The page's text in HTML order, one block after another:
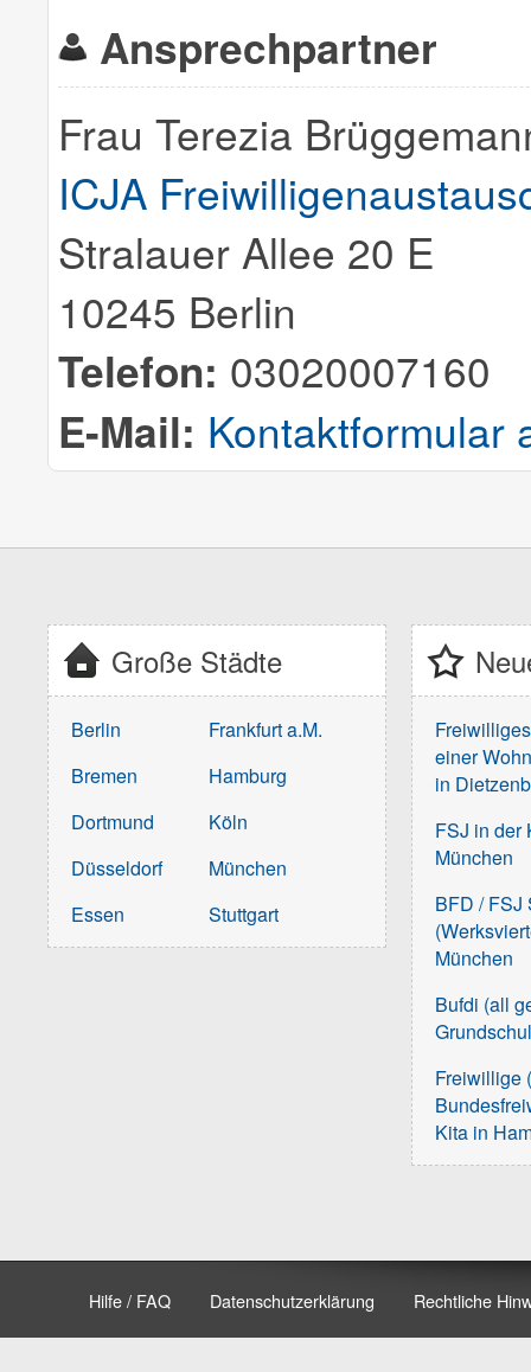
Ansprechpartner
Frau Terezia
ICJA
Stralauer Allee 20 E
10245 Berlin
Telefon: 03020007160
E-Mail: Kontaktformular
Große Städte
Berlin
Bremen
Dortmund
Düsseldorf
Essen
Frankfurt a.M.
Hamburg
Köln
München
Stuttgart
einer
in
FSJ in der
München
BFD / FSJ
München
Bufdi (all
Freiwillige
Kita in
Hilfe / FAQ Datenschutzerklärung Rechtliche